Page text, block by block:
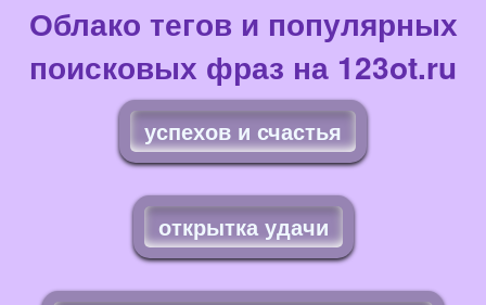
Облако тегов и популярных
поисковых фраз на 123ot.ru
успехов и счастья
открытка удачи